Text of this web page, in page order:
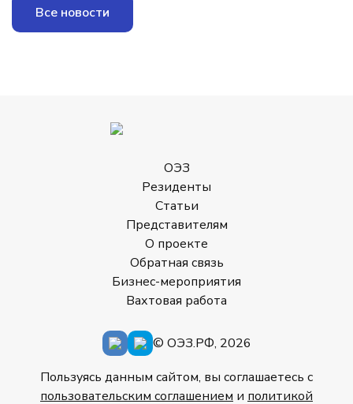
Все новости
ОЭЗ
Резиденты
Статьи
Представителям
О проекте
Обратная связь
Бизнес-мероприятия
Вахтовая работа
© ОЭЗ.РФ, 2026
Пользуясь данным сайтом, вы соглашаетесь с
пользовательским соглашением и политикой